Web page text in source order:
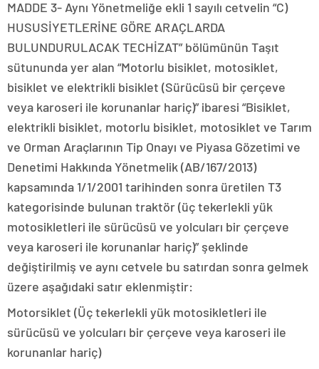
MADDE 3- Aynı Yönetmeliğe ekli 1 sayılı cetvelin “C)
HUSUSİYETLERİNE GÖRE ARAÇLARDA
BULUNDURULACAK TECHİZAT” bölümünün Taşıt
sütununda yer alan “Motorlu bisiklet, motosiklet,
bisiklet ve elektrikli bisiklet (Sürücüsü bir çerçeve
veya karoseri ile korunanlar hariç)” ibaresi “Bisiklet,
elektrikli bisiklet, motorlu bisiklet, motosiklet ve Tarım
ve Orman Araçlarının Tip Onayı ve Piyasa Gözetimi ve
Denetimi Hakkında Yönetmelik (AB/167/2013)
kapsamında 1/1/2001 tarihinden sonra üretilen T3
kategorisinde bulunan traktör (üç tekerlekli yük
motosikletleri ile sürücüsü ve yolcuları bir çerçeve
veya karoseri ile korunanlar hariç)” şeklinde
değiştirilmiş ve aynı cetvele bu satırdan sonra gelmek
üzere aşağıdaki satır eklenmiştir:
Motorsiklet (Üç tekerlekli yük motosikletleri ile
sürücüsü ve yolcuları bir çerçeve veya karoseri ile
korunanlar hariç)